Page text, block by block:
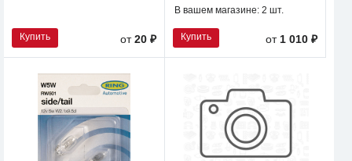
Купить от20 ₽
В вашем магазине: 2 шт.
Купить от 1 010 ₽